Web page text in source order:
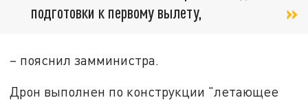
подготовки к первому вылету,
– пояснил замминистра.
Дрон выполнен по конструкции "летающее